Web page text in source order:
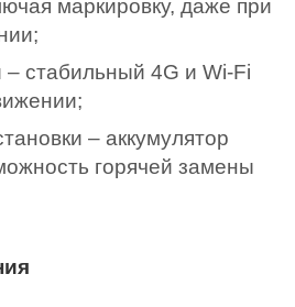
маркировку, даже при
– стабильный 4G и Wi-Fi
– аккумулятор
горячей замены